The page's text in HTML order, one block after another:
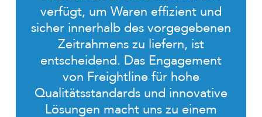
verfügt, um Waren effizient und
sicher innerhalb des vorgegebenen
Zeitrahmens zu liefern, ist
entscheidend. Das Engagement
von Freightline für hohe
Qualitätsstandards und innovative
Lösungen macht uns zu einem